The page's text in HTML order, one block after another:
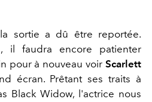
sortie a dû être reportée.
il faudra encore patienter
pour à nouveau voir Scarlett
écran. Prêtant ses traits à
Black Widow, l'actrice nous